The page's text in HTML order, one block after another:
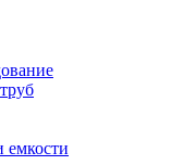
емкости